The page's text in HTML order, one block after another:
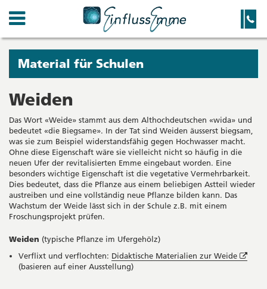
Kanton
Solothurn
Wichtige
Seiten
Startseite
Hauptnavigation
Inhalt
Sitemap
Suche
Navigation
und
Suche
Hauptnavigation
Navigation
Sie
befinden
sich
in:
Material für Schulen
Weiden
Das Wort «Weide» stammt aus dem Althochdeutschen «wida» und
bedeutet «die Biegsame». In der Tat sind Weiden äusserst biegsam,
was sie zum Beispiel widerstandsfähig gegen Hochwasser macht.
Ohne diese Eigenschaft wäre sie vielleicht nicht so häufig in die
neuen Ufer der revitalisierten Emme eingebaut worden. Eine
besonders wichtige Eigenschaft ist die vegetative Vermehrbarkeit.
Dies bedeutet, dass die Pflanze aus einem beliebigen Astteil wieder
austreiben und eine vollständig neue Pflanze bilden kann. Das
Wachstum der Weide lässt sich in der Schule z.B. mit einem
Froschungsprojekt prüfen.
Weiden (typische Pflanze im Ufergehölz)
Verflixt und verflochten: Didaktische Materialien zur Weide
(basieren auf einer Ausstellung)